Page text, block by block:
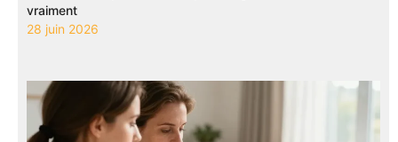
vraiment
28 juin 2026